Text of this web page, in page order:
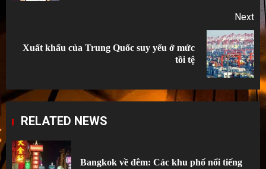
Next
Next
Xuất khẩu của Trung Quốc suy yếu ở mức
tồi tệ
RELATED NEWS
Bangkok về đêm: Các khu phố nổi tiếng